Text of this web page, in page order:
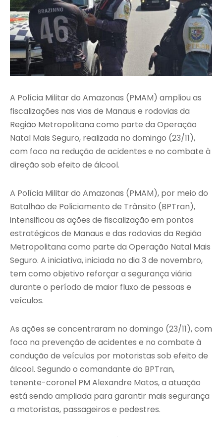
A Polícia Militar do Amazonas (PMAM) ampliou as
fiscalizações nas vias de Manaus e rodovias da
Região Metropolitana como parte da Operação
Natal Mais Seguro, realizada no domingo (23/11),
com foco na redução de acidentes e no combate à
direção sob efeito de álcool.
A Polícia Militar do Amazonas (PMAM), por meio do
Batalhão de Policiamento de Trânsito (BPTran),
intensificou as ações de fiscalização em pontos
estratégicos de Manaus e das rodovias da Região
Metropolitana como parte da Operação Natal Mais
Seguro. A iniciativa, iniciada no dia 3 de novembro,
tem como objetivo reforçar a segurança viária
durante o período de maior fluxo de pessoas e
veículos.
As ações se concentraram no domingo (23/11), com
foco na prevenção de acidentes e no combate à
condução de veículos por motoristas sob efeito de
álcool. Segundo o comandante do BPTran,
tenente-coronel PM Alexandre Matos, a atuação
está sendo ampliada para garantir mais segurança
a motoristas, passageiros e pedestres.